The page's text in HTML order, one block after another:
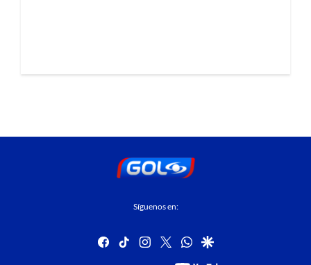
Síguenos en:
facebook
tiktok instagram
twitterwhatsapp
google